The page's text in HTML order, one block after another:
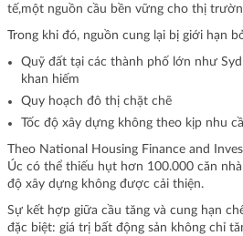
tế,một nguồn cầu bền vững cho thị
Trong khi đó, nguồn cung lại bị giới hạn
Quỹ đất tại các thành phố lớn như
khan hiếm
Quy hoạch đô thị chặt chẽ
Tốc độ xây dựng không theo kịp nhu
Theo National Housing Finance and
Úc có thể thiếu hụt hơn 100.000 căn
độ xây dựng không được cải thiện.
Sự kết hợp giữa cầu tăng và cung hạn
đặc biệt: giá trị bất động sản không chỉ